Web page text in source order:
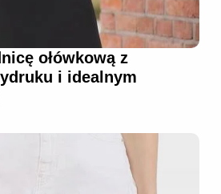
ołówkową z
i idealnym